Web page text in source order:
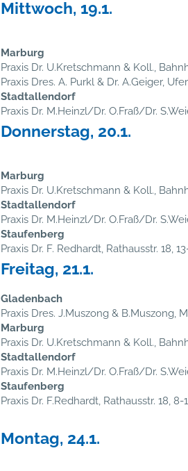
Mittwoch, 19.1.
Marburg
Praxis Dr. U.Kretschmann & Koll.,
Praxis Dres. A. Purkl & Dr. A.Geiger,
Stadtallendorf
Praxis Dr. M.Heinzl/Dr. O.Fraß/Dr.
Donnerstag, 20.1.
Marburg
Praxis Dr. U.Kretschmann & Koll.,
Stadtallendorf
Praxis Dr. M.Heinzl/Dr. O.Fraß/Dr.
Staufenberg
Praxis Dr. F. Redhardt, Rathausstr. 18,
Freitag, 21.1.
Gladenbach
Praxis Dres. J.Muszong & B.Muszong,
Marburg
Praxis Dr. U.Kretschmann & Koll.,
Stadtallendorf
Praxis Dr. M.Heinzl/Dr. O.Fraß/Dr.
Staufenberg
Praxis Dr. F.Redhardt, Rathausstr. 18, 8-
Montag, 24.1.